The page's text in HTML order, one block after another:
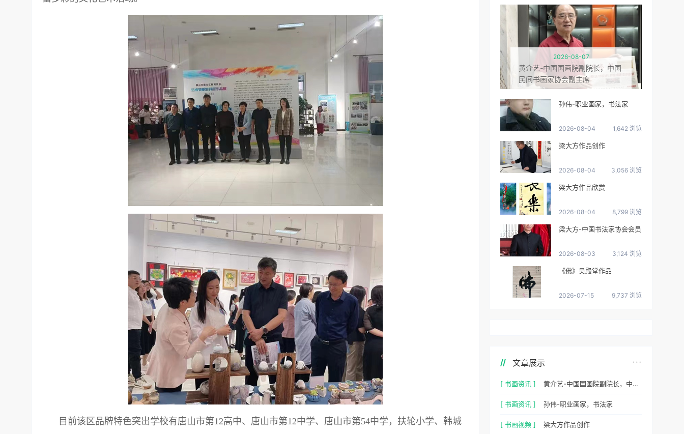
目前该区品牌特色突出学校有唐山市第12高中、唐山市第12中学、唐山市第54中学，扶轮小学、韩城
2026-08-07
黄介艺-中国国画院副院长，中国
民间书画家协会副主席
孙伟-职业画家，书法家
2026-08-04 1,642 浏览
梁大方作品创作
2026-08-04 3,056 浏览
梁大方作品欣赏
2026-08-04 8,799 浏览
梁大方-中国书法家协会会员
2026-08-03 3,124 浏览
《佛》吴殿堂作品
2026-07-15 9,737 浏览
文章展示
[ 书画资讯 ] 黄介艺-中国国画院副院长，中国民间书画家协会副主席
[ 书画资讯 ] 孙伟-职业画家，书法家
[ 书画视频 ] 梁大方作品创作